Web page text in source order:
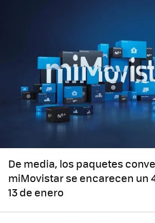
De media, los paquetes
miMovistar se encarecen un
13 de enero